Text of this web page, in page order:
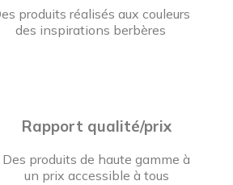
produits réalisés aux couleurs
des inspirations berbères
Rapport qualité/prix
Des produits de haute gamme à
un prix accessible à tous